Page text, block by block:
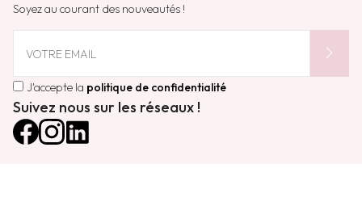
Soyez au courant des nouveautés !
VOTRE EMAIL chevron_right
J'accepte la politique de confidentialité
Suivez nous sur les réseaux !